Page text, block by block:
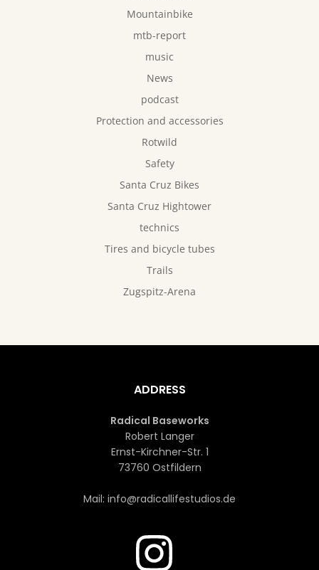
Mountainbike
mtb-report
music
News
podcast
Protection and accessories
Rotwild
Safety
Santa Cruz Bikes
Santa Cruz Hightower
technics
Tires and bicycle tubes
Trails
Zugspitz-Arena
ADDRESS
Radical Baseworks
Robert Langer
Ernst-Kirchner-Str. 1
73760 Ostfildern
Mail: info@radicallifestudios.de